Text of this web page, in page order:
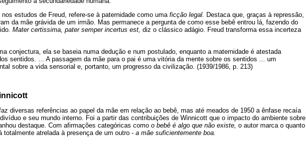
nos estudos de Freud, refere-se à paternidade como uma ficção legal. Destaca que, graças à repressão,
da mãe grávida de um irmão. Mas permanece a pergunta de como esse bebê entrou lá, fazendo do
Mater certissima, pater semper incertus est, diz o clássico adágio. Freud transforma essa incerteza
conjectura, ela se baseia numa dedução e num postulado, enquanto a maternidade é atestada
sentidos. ... A passagem da mãe para o pai é uma vitória da mente sobre os sentidos ... um
sobre a vida sensorial e, portanto, um progresso da civilização. (1939/1986, p. 213)
diversas referências ao papel da mãe em relação ao bebê, mas até meados de 1950 a ênfase recaía
e seu mundo interno. Foi a partir das contribuições de Winnicott que o impacto do ambiente sobre
destaque. Com afirmações categóricas como o bebê é algo que não existe, o autor marca o quanto
totalmente atrelada à presença de um outro - a mãe suficientemente boa.